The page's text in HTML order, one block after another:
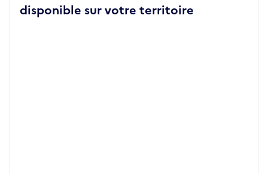
disponible sur votre territoire